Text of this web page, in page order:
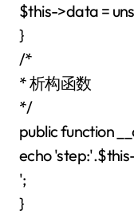
$this->data =
}
/*
* 析构函数
*/
public function
echo
';
}